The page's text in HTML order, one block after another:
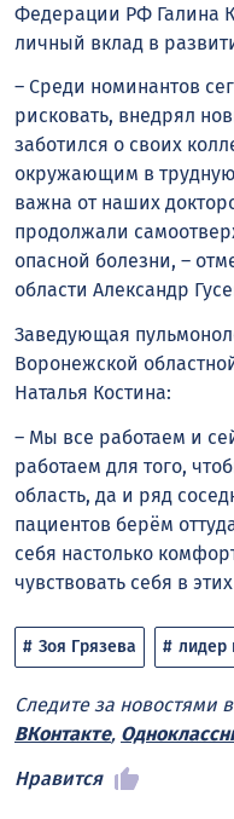
Федерации РФ Галина
личный вклад в
– Среди номинантов
рисковать, внедрял
заботился о своих
окружающим в
важна от наших
продолжали
опасной болезни, –
области Александр
Заведующая
Воронежской
Наталья Костина:
– Мы все работаем и
работаем для того,
область, да и ряд
пациентов берём
себя настолько
чувствовать себя в
Зоя Грязева лидер
Следите за новостями
ВКонтакте,
Нравится